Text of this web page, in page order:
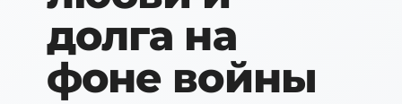
долга на
фоне войны